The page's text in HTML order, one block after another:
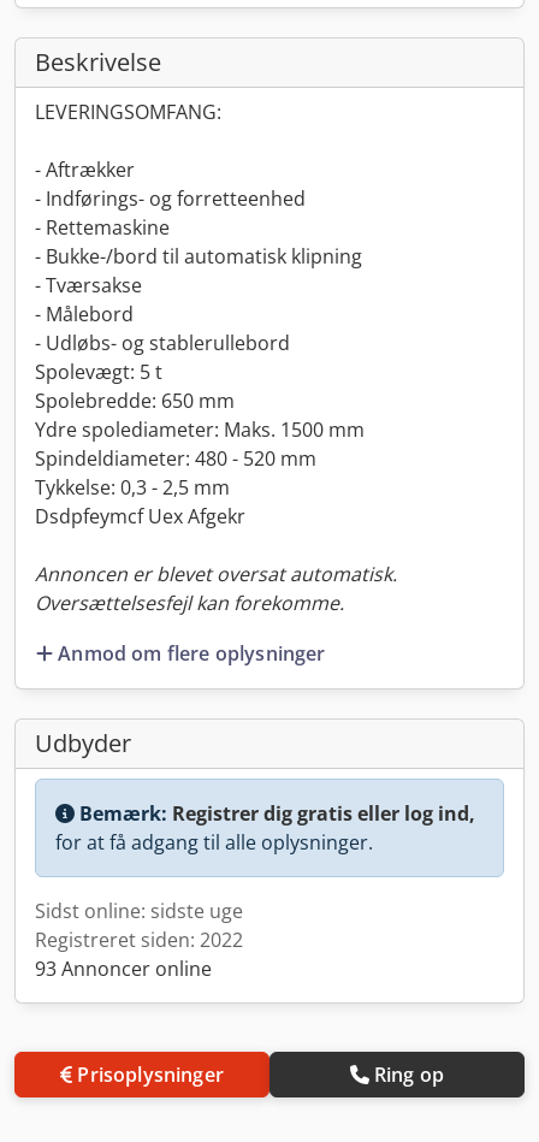
Beskrivelse
LEVERINGSOMFANG:
- Aftrækker
- Indførings- og forretteenhed
- Rettemaskine
- Bukke-/bord til automatisk klipning
- Tværsakse
- Målebord
- Udløbs- og stablerullebord
Spolevægt: 5 t
Spolebredde: 650 mm
Ydre spolediameter: Maks. 1500 mm
Spindeldiameter: 480 - 520 mm
Tykkelse: 0,3 - 2,5 mm
Dsdpfeymcf Uex Afgekr
Annoncen er blevet oversat automatisk.
Oversættelsesfejl kan forekomme.
Anmod om flere oplysninger
Udbyder
Bemærk: Registrer dig gratis eller log ind,
for at få adgang til alle oplysninger.
Sidst online: sidste uge
Registreret siden: 2022
93 Annoncer online
Prisoplysninger Ring op